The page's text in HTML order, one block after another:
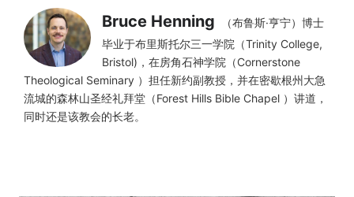
Bruce Henning
（布鲁斯·亨宁）博士
毕业于布里斯托尔三一学院（Trinity College,
Bristol)，在房角石神学院（Cornerstone
Theological Seminary ）担任新约副教授，并在密歇根州大急
流城的森林山圣经礼拜堂（Forest Hills Bible Chapel ）讲道，
同时还是该教会的长老。